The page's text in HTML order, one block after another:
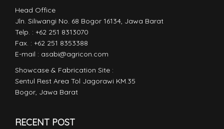
Head Office
Jln. Siliwangi No. 68 Bogor 16134, Jawa Barat
Telp. : +62 251 8313070
Fax. : +62 251 8353388
E-mail : asabi@agricon.com
Showcase & Fabrication Site :
Sentul Rest Area Tol Jagorawi KM.35
Bogor, Jawa Barat
RECENT POST